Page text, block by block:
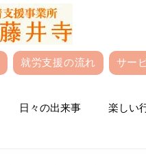
就労支援の流れ サー
日々の出来事 楽しい